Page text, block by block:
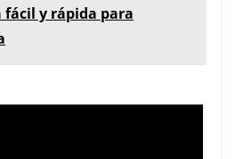
fácil y rápida para